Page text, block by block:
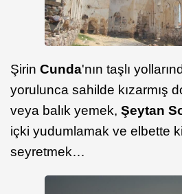
Şirin Cunda'nın taşlı
yorulunca sahilde kızarmış
veya balık yemek, Şeytan
içki yudumlamak ve elbette ki
seyretmek…